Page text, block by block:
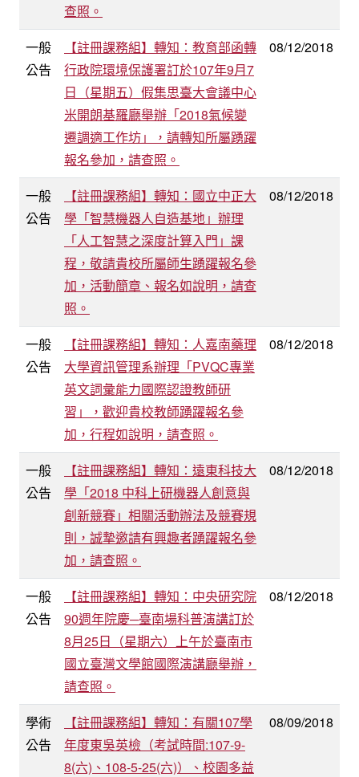
查照。
一般
公告
【註冊課務組】轉知：教育部函轉
行政院環境保護署訂於107年9月7
日（星期五）假集思臺大會議中心
米開朗基羅廳舉辦「2018氣候變
遷調適工作坊」，請轉知所屬踴躍
報名參加，請查照。
08/12/2018
一般
公告
【註冊課務組】轉知：國立中正大
學「智慧機器人自造基地」辦理
「人工智慧之深度計算入門」課
程，敬請貴校所屬師生踴躍報名參
加，活動簡章、報名如說明，請查
照。
08/12/2018
一般
公告
【註冊課務組】轉知：人嘉南藥理
大學資訊管理系辦理「PVQC專業
英文詞彙能力國際認證教師研
習」，歡迎貴校教師踴躍報名參
加，行程如說明，請查照。
08/12/2018
一般
公告
【註冊課務組】轉知：遠東科技大
學「2018 中科上研機器人創意與
創新競賽」相關活動辦法及競賽規
則，誠摯邀請有興趣者踴躍報名參
加，請查照。
08/12/2018
一般
公告
【註冊課務組】轉知：中央研究院
90週年院慶─臺南場科普演講訂於
8月25日（星期六）上午於臺南市
國立臺灣文學館國際演講廳舉辦，
請查照。
08/12/2018
學術
公告
【註冊課務組】轉知：有關107學
年度東吳英檢（考試時間:107-9-
8(六)、108-5-25(六)）、校園多益
08/09/2018